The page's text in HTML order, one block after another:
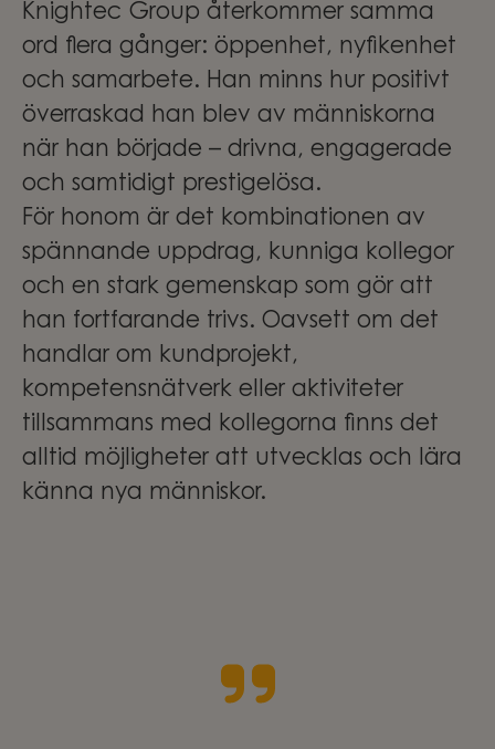
Knightec Group återkommer samma
ord flera gånger: öppenhet, nyfikenhet
och samarbete. Han minns hur positivt
överraskad han blev av människorna
när han började – drivna, engagerade
och samtidigt prestigelösa.
För honom är det kombinationen av
spännande uppdrag, kunniga kollegor
och en stark gemenskap som gör att
han fortfarande trivs. Oavsett om det
handlar om kundprojekt,
kompetensnätverk eller aktiviteter
tillsammans med kollegorna finns det
alltid möjligheter att utvecklas och lära
känna nya människor.